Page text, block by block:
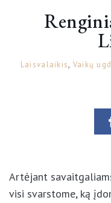
Laisvalaikis, Vaikų
Artėjant
visi svarstome, ką